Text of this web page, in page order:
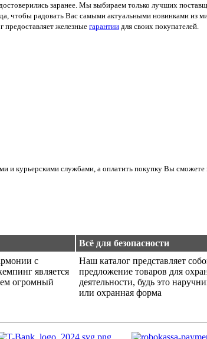
заранее. Мы выбираем только лучших
чтобы радовать Вас самыми актуальными новинками из
предоставляет железные гарантии для своих покупателей.
и курьерскими службами, а оплатить покупку Вы
Всё для безопасности
с
является
огромный
Наш каталог представляет
предложение товаров для
деятельности, будь это
или охранная форма